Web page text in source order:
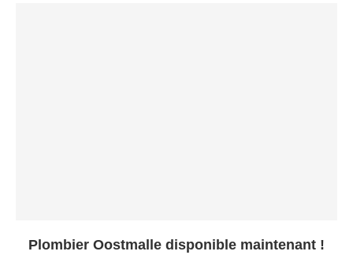
Plombier Oostmalle disponible maintenant !